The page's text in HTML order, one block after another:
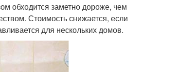
обходится заметно дороже, чем
Стоимость снижается, если
для нескольких домов.